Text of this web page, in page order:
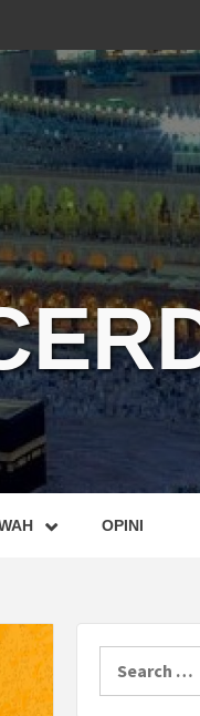
OPINI